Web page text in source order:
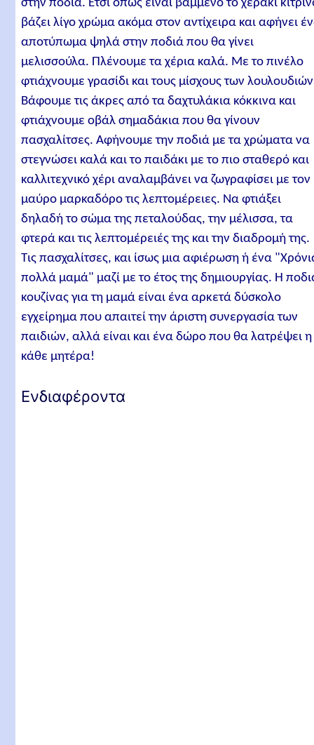
στην ποδιά. Έτσι όπως είναι βαμμένο το χεράκι
βάζει λίγο χρώμα ακόμα στον αντίχειρα και αφήνει
αποτύπωμα ψηλά στην ποδιά που θα γίνει
μελισσούλα. Πλένουμε τα χέρια καλά. Με το πινέλο
φτιάχνουμε γρασίδι και τους μίσχους των
Βάφουμε τις άκρες από τα δαχτυλάκια κόκκινα και
φτιάχνουμε οβάλ σημαδάκια που θα γίνουν
πασχαλίτσες. Αφήνουμε την ποδιά με τα χρώματα να
στεγνώσει καλά και το παιδάκι με το πιο σταθερό και
καλλιτεχνικό χέρι αναλαμβάνει να ζωγραφίσει με τον
μαύρο μαρκαδόρο τις λεπτομέρειες. Να φτιάξει
δηλαδή το σώμα της πεταλούδας, την μέλισσα, τα
φτερά και τις λεπτομέρειές της και την διαδρομή της.
Τις πασχαλίτσες, και ίσως μια αφιέρωση ή ένα
πολλά μαμά" μαζί με το έτος της δημιουργίας. Η
κουζίνας για τη μαμά είναι ένα αρκετά δύσκολο
εγχείρημα που απαιτεί την άριστη συνεργασία των
παιδιών, αλλά είναι και ένα δώρο που θα λατρέψει η
κάθε μητέρα!
Ενδιαφέροντα